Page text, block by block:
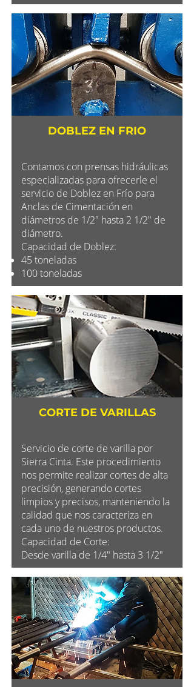
DOBLEZ EN FRIO
Contamos con prensas hidráulicas
especializadas para ofrecerle el
servicio de Doblez en Frío para
Anclas de Cimentación en
diámetros de 1/2" hasta 2 1/2" de
diámetro.
Capacidad de Doblez:
45 toneladas
100 toneladas
CORTE DE VARILLAS
Servicio de corte de varilla por
Sierra Cinta. Este procedimiento
nos permite realizar cortes de alta
precisión, generando cortes
limpios y precisos, manteniendo la
calidad que nos caracteriza en
cada uno de nuestros productos.
Capacidad de Corte:
Desde varilla de 1/4" hasta 3 1/2"